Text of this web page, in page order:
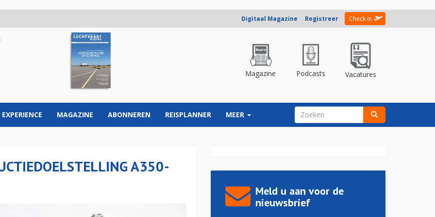
Digitaal Magazine Registreer Check in
Magazine Podcasts Vacatures
EXPERIENCE MAGAZINE ABONNEREN REISPLANNER MEER ZOEKVELD
A350-
Meld u aan voor de
nieuwsbrief